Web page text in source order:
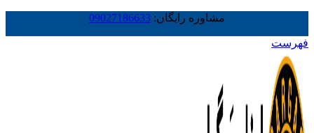
مشاوره رایگان: 09027186633
فهرست